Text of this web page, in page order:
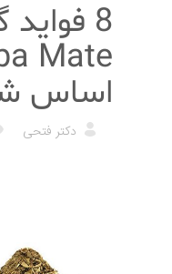
8
اساس
دکتر فتحی